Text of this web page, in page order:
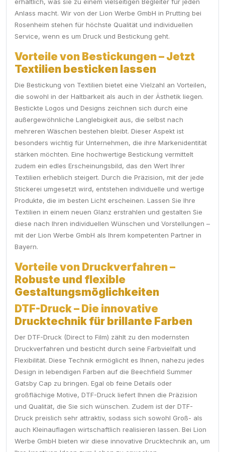
Anlass macht. Wir von der Lion Werbe GmbH in Prutting bei
Rosenheim stehen für höchste Qualität und individuellen
Service, wenn es um Druck und Bestickung geht.
Vorteile von Bestickungen – Jetzt
Textilien besticken lassen
Die Bestickung von Textilien bietet eine Vielzahl an Vorteilen,
die sowohl in der Haltbarkeit als auch in der Ästhetik liegen.
Bestickte Logos und Designs zeichnen sich durch eine
außergewöhnliche Langlebigkeit aus, die selbst nach
mehreren Wäschen bestehen bleibt. Dieser Aspekt ist
besonders wichtig für Unternehmen, die ihre Markenidentität
stärken möchten. Eine hochwertige Bestickung vermittelt
zudem ein edles Erscheinungsbild, das den Wert Ihrer
Textilien erheblich steigert. Durch die Präzision, mit der jede
Stickerei umgesetzt wird, entstehen individuelle und wertige
Produkte, die im besten Licht erscheinen. Lassen Sie Ihre
Textilien in einem neuen Glanz erstrahlen und gestalten Sie
diese nach Ihren individuellen Wünschen und Vorstellungen –
mit der Lion Werbe GmbH als Ihrem kompetenten Partner in
Bayern.
Vorteile von Druckverfahren –
Robuste und flexible
Gestaltungsmöglichkeiten
DTF-Druck – Die innovative
Drucktechnik für brillante Farben
Der DTF-Druck (Direct to Film) zählt zu den modernsten
Druckverfahren und besticht durch seine Farbvielfalt und
Flexibilität. Diese Technik ermöglicht es Ihnen, nahezu jedes
Design in lebendigen Farben auf die Beechfield Summer
Gatsby Cap zu bringen. Egal ob feine Details oder
großflächige Motive, DTF-Druck liefert Ihnen die Präzision
und Qualität, die Sie sich wünschen. Zudem ist der DTF-
Druck preislich sehr attraktiv, sodass sich sowohl Groß- als
auch Kleinauflagen wirtschaftlich realisieren lassen. Bei Lion
Werbe GmbH bieten wir diese innovative Drucktechnik an, um